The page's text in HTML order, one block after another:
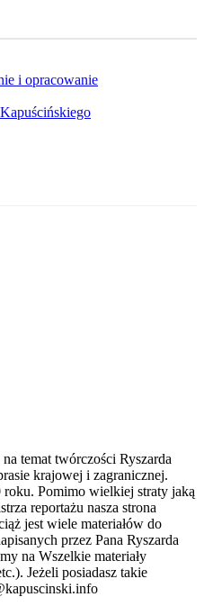
i opracowanie
temat twórczości Ryszarda
krajowej i zagranicznej.
Pomimo wielkiej straty jaką
reportażu nasza strona
jest wiele materiałów do
przez Pana Ryszarda
na Wszelkie materiały
Jeżeli posiadasz takie